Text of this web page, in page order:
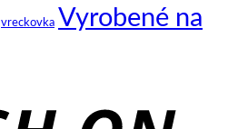
vreckovka Vyrobené na